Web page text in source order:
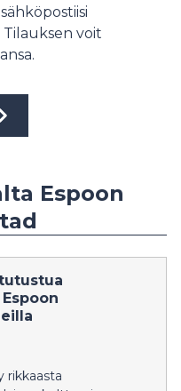
voit
Espoon
rikkaasta